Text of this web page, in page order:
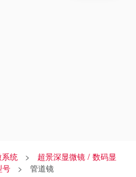
统
超景深显微镜 / 数码显
号 管道镜